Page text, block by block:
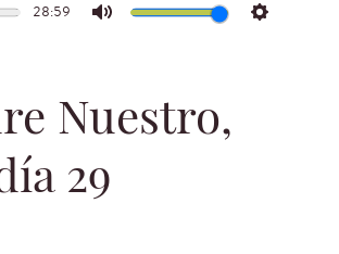
28:59
Mute Settings
Nuestro,
29